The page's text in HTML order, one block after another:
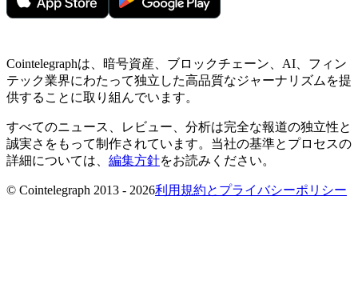
Cointelegraphは、暗号資産、ブロックチェーン、AI、フィン
テック業界にわたって独立した高品質なジャーナリズムを提
供することに取り組んでいます。
すべてのニュース、レビュー、分析は完全な報道の独立性と
誠実さをもって制作されています。当社の基準とプロセスの
詳細については、 編集方針をお読みください。
© Cointelegraph 2013 - 2026利用規約とプライバシーポリシー